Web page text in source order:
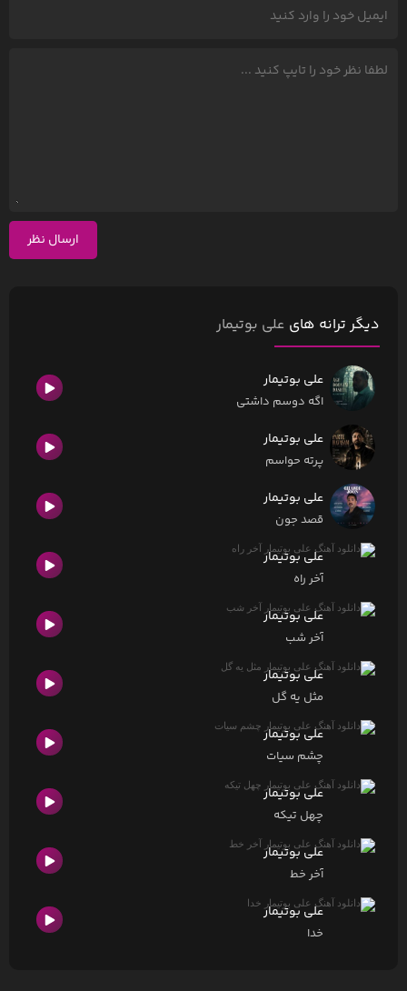
ارسال نظر
دیگر ترانه های علی بوتیمار
علی بوتیمار
اگه دوسم داشتی
علی بوتیمار
پرته حواسم
علی بوتیمار
قصد جون
علی بوتیمار
آخر راه
علی بوتیمار
آخر شب
علی بوتیمار
مثل یه گل
علی بوتیمار
چشم سیات
علی بوتیمار
چهل تیکه
علی بوتیمار
آخر خط
علی بوتیمار
خدا